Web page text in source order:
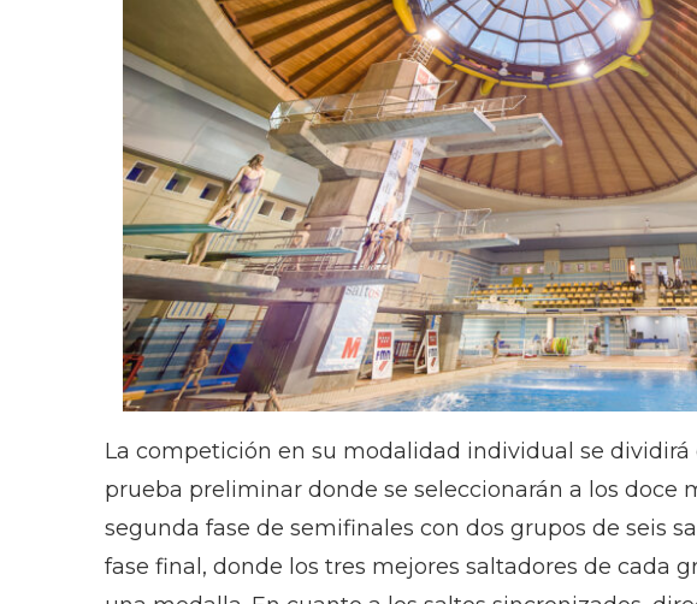
La competición en su modalidad individual se dividirá
prueba preliminar donde se seleccionarán a los doce
segunda fase de semifinales con dos grupos de seis
fase final, donde los tres mejores saltadores de cada